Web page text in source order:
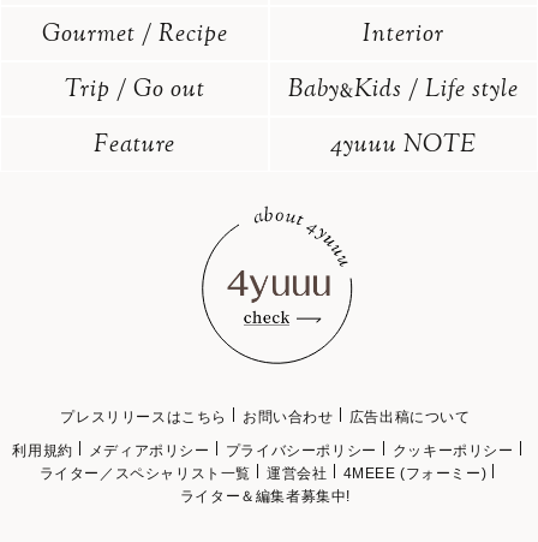
Gourmet / Recipe
Interior
Trip / Go out
Baby&Kids / Life style
Feature
4yuuu NOTE
プレスリリースはこちら お問い合わせ
広告出稿について
利用規約
メディアポリシー プライバシーポリシー
クッキーポリシー
ライター／スペシャリスト一覧
運営会社
4MEEE (フォーミー)
ライター＆編集者募集中!